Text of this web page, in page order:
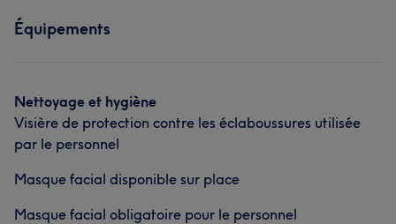
L'avis de nos clients sur Nadia
Professionnel/le Accueillant/e
Perfectionniste 9 Attentionné/e
Équipements
Nettoyage et hygiène
Visière de protection contre les éclaboussures utilisée
par le personnel
Masque facial disponible sur place
Masque facial obligatoire pour le personnel